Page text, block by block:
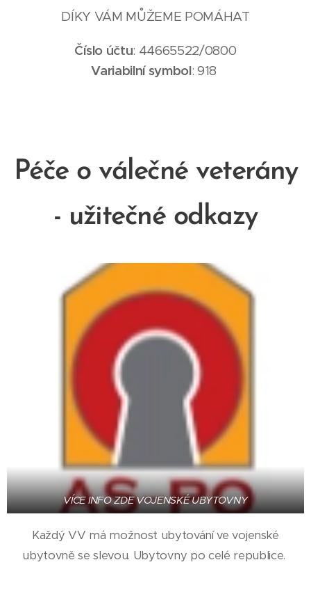
DÍKY VÁM MŮŽEME POMÁHAT
Číslo účtu: 44665522/0800
Variabilní symbol: 918
Péče o válečné veterány
- užitečné odkazy
VÍCE INFO ZDE VOJENSKÉ UBYTOVNY
Každý VV má možnost ubytování ve vojenské
ubytovně se slevou. Ubytovny po celé republice.